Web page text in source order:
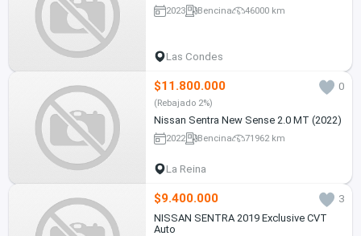
2023 Bencina 46000 km
Las Condes
$11.800.000 0
(Rebajado 2%)
Nissan Sentra New Sense 2.0 MT (2022)
2022 Bencina 71962 km
La Reina
$9.400.000
3
NISSAN SENTRA 2019 Exclusive CVT
Auto